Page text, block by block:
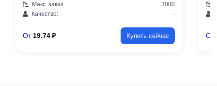
Макс. заказ:
3000
Качество:
-
От 19.74 ₽ Купить сейчас От